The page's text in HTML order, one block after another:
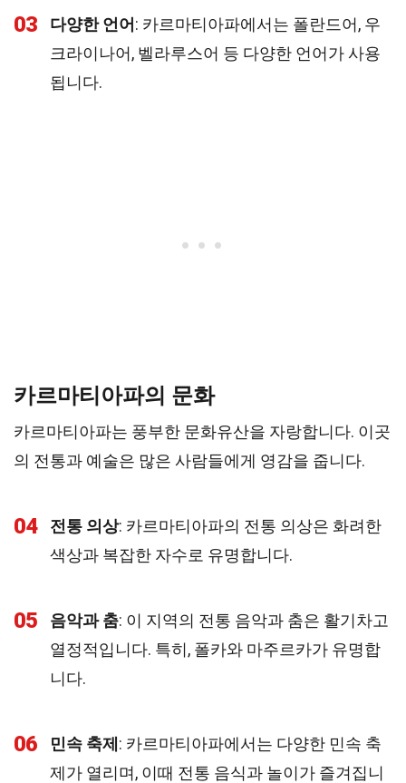
03 다양한 언어 : 카르마티아파에서는 폴란드어, 우
크라이나어, 벨라루스어 등 다양한 언어가 사용
됩니다.
카르마티아파의 문화
카르마티아파는 풍부한 문화유산을 자랑합니다. 이곳
의 전통과 예술은 많은 사람들에게 영감을 줍니다.
04 전통 의상: 카르마티아파의 전통 의상은 화려한
색상과 복잡한 자수로 유명합니다.
05 음악과 춤: 이 지역의 전통 음악과 춤은 활기차고
열정적입니다. 특히, 폴카와 마주르카가 유명합
니다.
06 민속 축제 : 카르마티아파에서는 다양한 민속 축
제가 열리며, 이때 전통 음식과 놀이가 즐겨집니